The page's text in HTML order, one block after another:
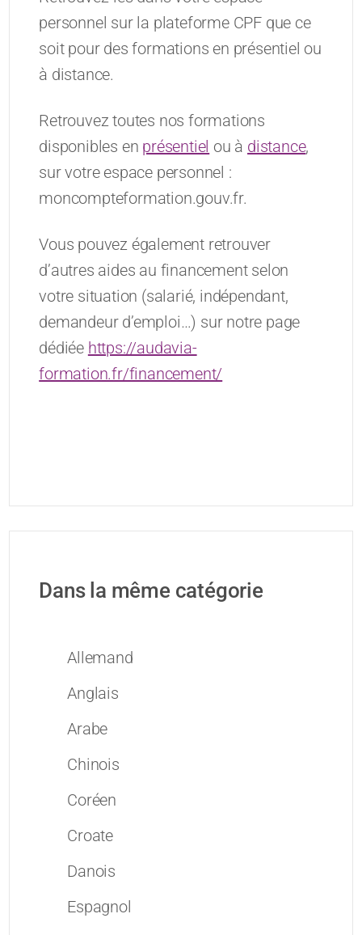
personnel sur la plateforme CPF que ce
soit pour des formations en présentiel ou
à distance.
Retrouvez toutes nos formations
disponibles en présentiel ou à distance,
sur votre espace personnel :
moncompteformation.gouv.fr.
Vous pouvez également retrouver
d’autres aides au financement selon
votre situation (salarié, indépendant,
demandeur d’emploi…) sur notre page
dédiée https://audavia-
formation.fr/financement/
Dans la même catégorie
Allemand
Anglais
Arabe
Chinois
Coréen
Croate
Danois
Espagnol